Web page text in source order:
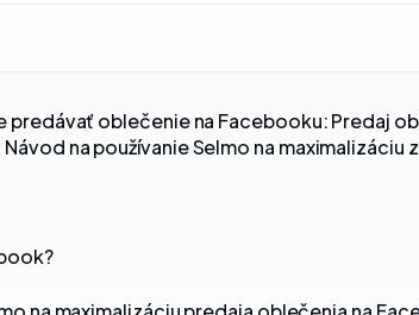
predávať oblečenie na Facebooku: Predaj
na používanie Selmo na maximalizáciu